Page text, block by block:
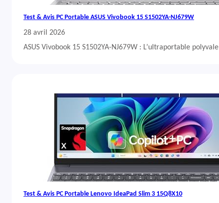
Test & Avis PC Portable ASUS Vivobook 15 S1502YA-NJ679W
28 avril 2026
ASUS Vivobook 15 S1502YA-NJ679W : L’ultraportable
Test & Avis PC Portable Lenovo IdeaPad Slim 3 15Q8X10